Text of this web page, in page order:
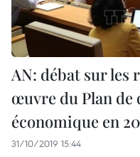
AN: débat sur les
œuvre du Plan de
économique en
31/10/2019 15:44